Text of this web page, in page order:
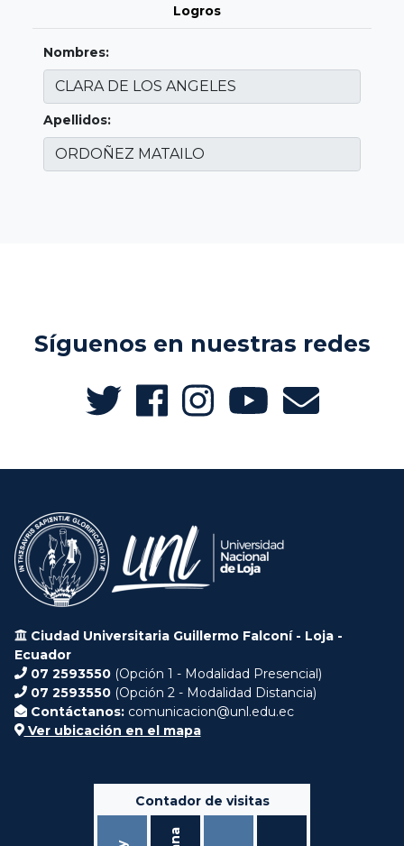
Logros
Nombres:
Apellidos:
Síguenos en nuestras redes
Ciudad Universitaria Guillermo Falconí - Loja -
Ecuador
07 2593550 (Opción 1 - Modalidad Presencial)
07 2593550 (Opción 2 - Modalidad Distancia)
Contáctanos: comunicacion@unl.edu.ec
Ver ubicación en el mapa
Contador de visitas